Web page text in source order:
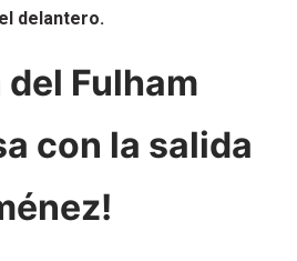
delantero.
del Fulham
con la salida